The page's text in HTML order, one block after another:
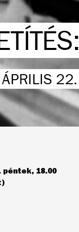
péntek, 18.00